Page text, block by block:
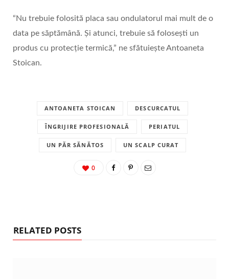
“Nu trebuie folosită placa sau ondulatorul mai mult de o
data pe săptămână. Și atunci, trebuie să folosești un
produs cu protecție termică,” ne sfătuiește Antoaneta
Stoican.
ANTOANETA STOICAN DESCURCATUL
ÎNGRIJIRE PROFESIONALĂ PERIATUL
UN PĂR SĂNĂTOS UN SCALP CURAT
0
RELATED POSTS